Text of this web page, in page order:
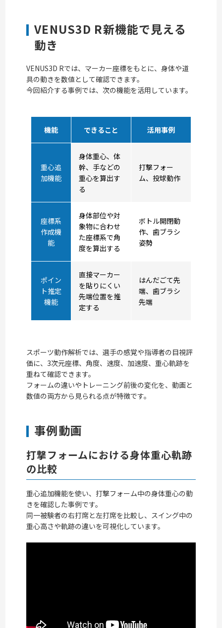
VENUS3D R新機能で見える
動き
VENUS3D Rでは、マーカー座標をもとに、身体や道
具の動きを数値として確認できます。
今回紹介する事例では、次の機能を活用しています。
機能 できること 活用事例
重心追
加機能
身体重心、体
幹、手などの
重心を算出す
る
打撃フォー
ム、投球動作
座標系
作成機
能
身体部位や対
象物に合わせ
た座標系で角
度を算出する
ボトル開閉動
作、歯ブラシ
姿勢
ポイン
ト推定
機能
直接マーカー
を貼りにくい
先端位置を推
定する
はんだごて先
端、歯ブラシ
先端
スポーツ動作解析では、選手の感覚や指導者の目視評
価に、3次元座標、角度、速度、加速度、重心軌跡を
重ねて確認できます。
フォームの違いやトレーニング前後の変化を、動画と
数値の両方から見られる点が特徴です。
事例動画
打撃フォームにおける身体重心軌跡
の比較
重心追加機能を使い、打撃フォーム中の身体重心の動
きを確認した事例です。
同一被験者の右打席と左打席を比較し、スイング中の
重心高さや軌跡の違いを可視化しています。